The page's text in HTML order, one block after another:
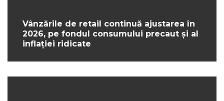
Vânzările de retail continuă ajustarea în
2026, pe fondul consumului precaut și al
inflației ridicate